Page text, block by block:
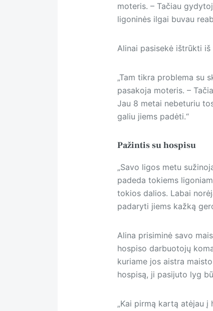
moteris. – Tačiau
ligoninės ilgai buvau
Alinai pasisekė ištrūkti
„Tam tikra problema su
pasakoja moteris. –
Jau 8 metai nebeturiu
galiu jiems padėti.“
Pažintis su hospisu
„Savo ligos metu
padeda tokiems
tokios dalios. Labai
padaryti jiems kažką
Alina prisiminė savo
hospiso darbuotojų
kuriame jos aistra
hospisą, ji pasijuto lyg
„Kai pirmą kartą atėjau į